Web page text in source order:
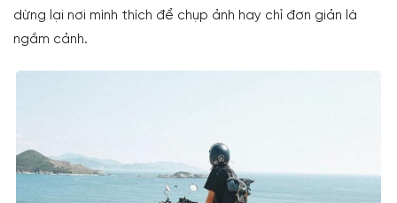
dừng lại nơi mình thích để chụp ảnh hay chỉ đơn giản là
ngắm cảnh.